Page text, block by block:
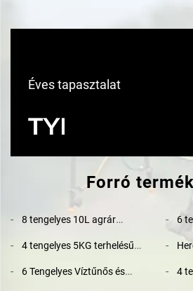
Éves tapasztalat
Forró
8 tengelyes 10L agrár
közvetlenül
6
4 tengelyes 5KG terhelésű
kamerával
6 Tengelyes Víztűnős és
4